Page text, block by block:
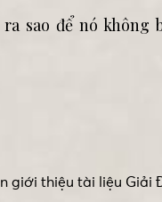
ra sao để nó không
giới thiệu tài liệu Giải